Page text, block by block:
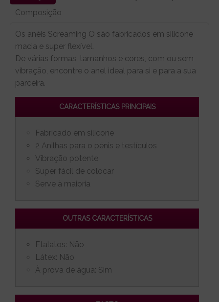
Composição
Os anéis Screaming O são fabricados em silicone
macia e super flexível.
De várias formas, tamanhos e cores, com ou sem
vibração, encontre o anel ideal para si e para a sua
parceira.
CARACTERÍSTICAS PRINCIPAIS
Fabricado em silicone
2 Anilhas para o pénis e testículos
Vibração potente
Super fácil de colocar
Serve à maioria
OUTRAS CARACTERÍSTICAS
Ftalatos: Não
Látex: Não
À prova de água: Sim